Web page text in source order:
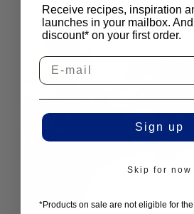
Receive recipes, inspiration
launches in your mailbox.
discount* on your first order.
Sign up
Skip for now
*Products on sale are not eligible for